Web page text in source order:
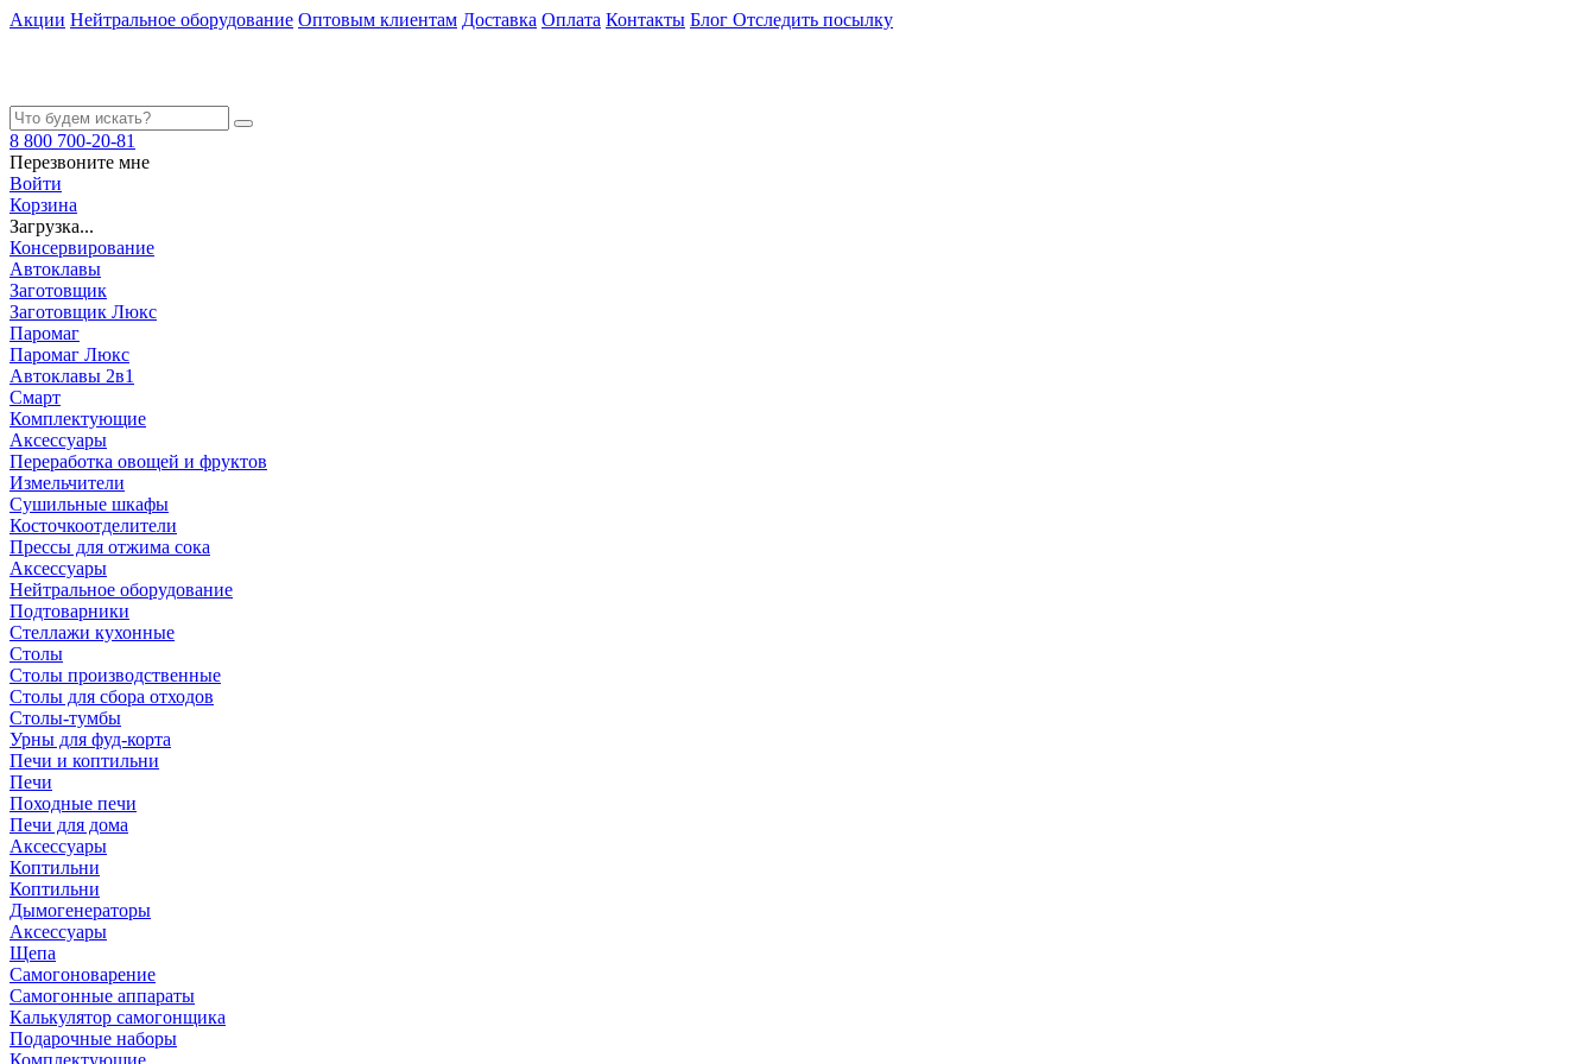
Акции Нейтральное оборудование Оптовым клиентам Доставка Оплата Контакты Блог Отследить посылку
8 800 700-20-81
Перезвоните мне
Войти
Корзина
Загрузка...
Консервирование
Автоклавы
Заготовщик
Заготовщик Люкс
Паромаг
Паромаг Люкс
Автоклавы 2в1
Смарт
Комплектующие
Аксессуары
Переработка овощей и фруктов
Измельчители
Сушильные шкафы
Косточкоотделители
Прессы для отжима сока
Аксессуары
Нейтральное оборудование
Подтоварники
Стеллажи кухонные
Столы
Столы производственные
Столы для сбора отходов
Столы-тумбы
Урны для фуд-корта
Печи и коптильни
Печи
Походные печи
Печи для дома
Аксессуары
Коптильни
Коптильни
Дымогенераторы
Аксессуары
Щепа
Самогоноварение
Самогонные аппараты
Калькулятор самогонщика
Подарочные наборы
Комплектующие